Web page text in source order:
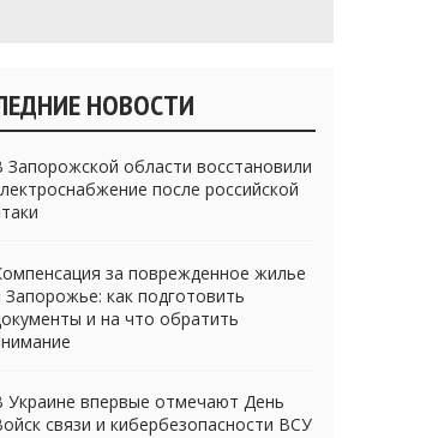
НОВОСТИ
Запорожской области восстановили
после российской
за поврежденное жилье
Запорожье: как подготовить
и на что обратить
Украине впервые отмечают День
связи и кибербезопасности ВСУ